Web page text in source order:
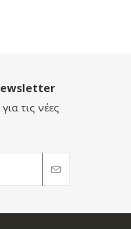
τις νέες